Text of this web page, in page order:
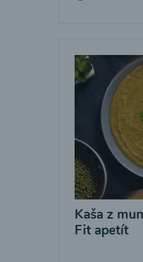
Kaša z
Fit apetít